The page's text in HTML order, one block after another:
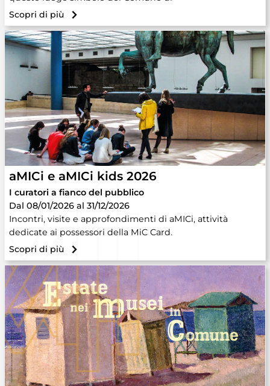
Scopri di più
aMICi e aMICi kids 2026
I curatori a fianco del pubblico
Dal 08/01/2026 al 31/12/2026
Incontri, visite e approfondimenti di aMICi, attività
dedicate ai possessori della MiC Card.
Scopri di più